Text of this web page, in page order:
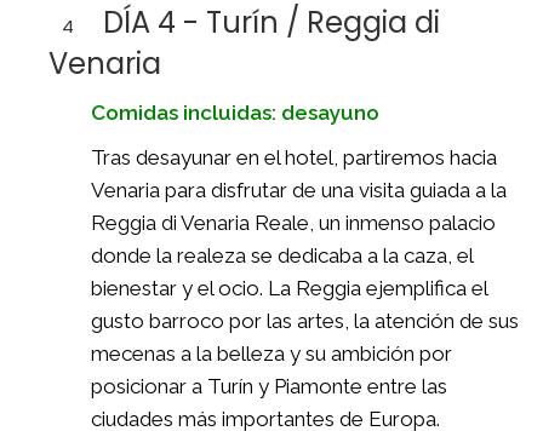
4
DÍA 4 - Turín / Reggia di
Venaria
Comidas incluidas: desayuno
Tras desayunar en el hotel, partiremos hacia
Venaria para disfrutar de una visita guiada a la
Reggia di Venaria Reale, un inmenso palacio
donde la realeza se dedicaba a la caza, el
bienestar y el ocio. La Reggia ejemplifica el
gusto barroco por las artes, la atención de sus
mecenas a la belleza y su ambición por
posicionar a Turín y Piamonte entre las
ciudades más importantes de Europa.